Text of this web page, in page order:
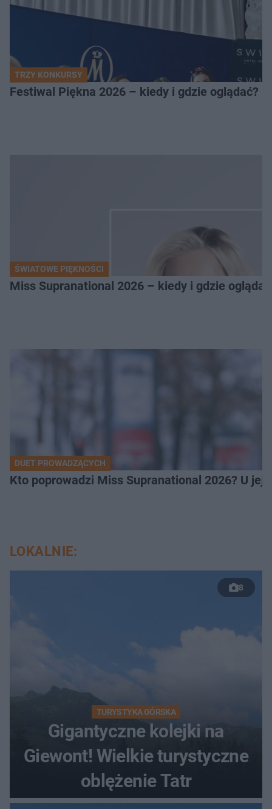
TRZY KONKURSY
Festiwal Piękna 2026 – kiedy i gdzie oglądać?
ŚWIATOWE PIĘKNOŚCI
Miss Supranational 2026 – kiedy i gdzie
DUET PROWADZĄCYCH
Kto poprowadzi Miss Supranational 2026? U jej
LOKALNIE:
8
TURYSTYKA GÓRSKA
Gigantyczne kolejki na
Giewont! Wielkie turystyczne
oblężenie Tatr